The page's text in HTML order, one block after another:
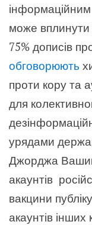
може
75% дописів
обговорюють
проти кору та
для
урядами
Джорджа
акаунтів
вакцини
акаунтів інших